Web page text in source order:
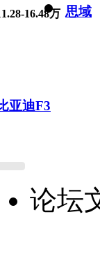
16.48万 思域
亚迪F3
论坛